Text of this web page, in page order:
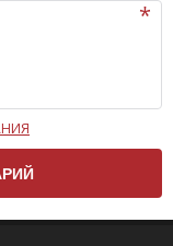
на сайте,
правил: